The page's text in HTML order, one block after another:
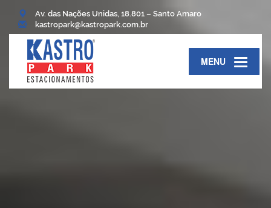
Av. das Nações Unidas, 18.801 – Santo Amaro
kastropark@kastropark.com.br
MENU
Prev